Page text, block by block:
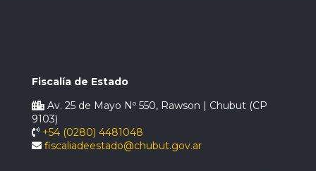
Fiscalía de Estado
Av. 25 de Mayo Nº 550, Rawson | Chubut (CP
9103)
+54 (0280) 4481048
fiscaliadeestado@chubut.gov.ar